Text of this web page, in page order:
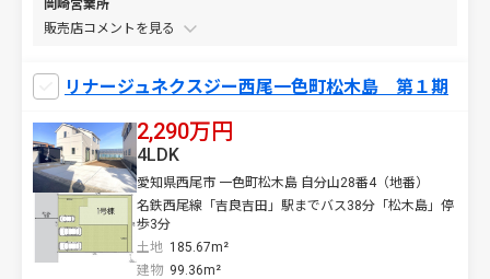
岡崎営業所
販売店コメントを
リナージュネクスジー西尾一色町松木島 第１期
2,290万円
愛知県西尾市 一色町松木島 自分山28番4（地番）
名鉄西尾線「吉良吉田」駅までバス38分「松木島」停
歩3分
土地 185.67m²
4LDK
建物 99.36m²